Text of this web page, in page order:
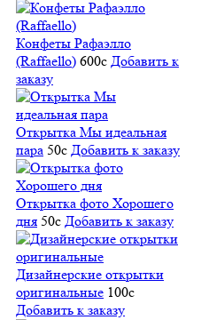
Конфеты Рафаэлло
(Raffaello) 600c Добавить к
заказу
Открытка Мы идеальная
пара 50c Добавить к заказу
Открытка фото Хорошего
дня 50c Добавить к заказу
Дизайнерские открытки
оригинальные 100c
Добавить к заказу